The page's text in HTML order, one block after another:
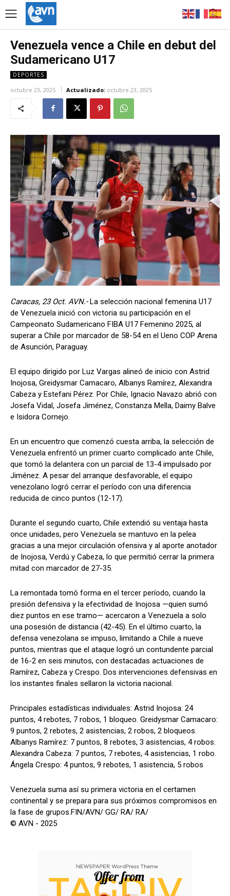
Venezuela vence a Chile en debut del
Sudamericano U17
DEPORTES
octubre 23, 2025 Actualizado: octubre 23, 2025
Caracas, 23 Oct. AVN.-La selección nacional femenina U17
de Venezuela inició con victoria su participación en el
Campeonato Sudamericano FIBA U17 Femenino 2025, al
superar a Chile por marcador de 58-54 en el Ueno COP Arena
de Asunción, Paraguay.
El equipo dirigido por Luz Vargas alineó de inicio con Astrid
Inojosa, Greidysmar Camacaro, Albanys Ramírez, Alexandra
Cabeza y Estefani Pérez. Por Chile, Ignacio Navazo abrió con
Josefa Vidal, Josefa Jiménez, Constanza Mella, Daimy Balve
e Isidora Cornejo.
En un encuentro que comenzó cuesta arriba, la selección de
Venezuela enfrentó un primer cuarto complicado ante Chile,
que tomó la delantera con un parcial de 13-4 impulsado por
Jiménez. A pesar del arranque desfavorable, el equipo
venezolano logró cerrar el período con una diferencia
reducida de cinco puntos (12-17).
Durante el segundo cuarto, Chile extendió su ventaja hasta
once unidades, pero Venezuela se mantuvo en la pelea
gracias a una mejor circulación ofensiva y al aporte anotador
de Inojosa, Verdú y Cabeza, lo que permitió cerrar la primera
mitad con marcador de 27-35.
La remontada tomó forma en el tercer período, cuando la
presión defensiva y la efectividad de Inojosa —quien sumó
diez puntos en ese tramo— acercaron a Venezuela a solo
una posesión de distancia (42-45). En el último cuarto, la
defensa venezolana se impuso, limitando a Chile a nueve
puntos, mientras que el ataque logró un contundente parcial
de 16-2 en seis minutos, con destacadas actuaciones de
Ramírez, Cabeza y Crespo. Dos intervenciones defensivas en
los instantes finales sellaron la victoria nacional.
Principales estadísticas individuales: Astrid Inojosa: 24
puntos, 4 rebotes, 7 robos, 1 bloqueo. Greidysmar Camacaro:
9 puntos, 2 rebotes, 2 asistencias, 2 robos, 2 bloqueos.
Albanys Ramírez: 7 puntos, 8 rebotes, 3 asistencias, 4 robos.
Alexandra Cabeza: 7 puntos, 7 rebotes, 4 asistencias, 1 robo.
Ángela Crespo: 4 puntos, 9 rebotes, 1 asistencia, 5 robos
Venezuela suma así su primera victoria en el certamen
continental y se prepara para sus próximos compromisos en
la fase de grupos.FIN/AVN/ GG/ RA/ RA/
© AVN - 2025